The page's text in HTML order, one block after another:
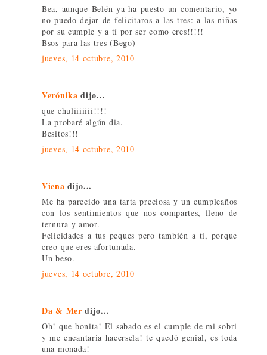
Bea, aunque Belén ya ha puesto un comentario, yo
no puedo dejar de felicitaros a las tres: a las niñas
por su cumple y a tí por ser como eres!!!!!
Bsos para las tres (Bego)
jueves, 14 octubre, 2010
Verónika dijo...
que chuliiiiiii!!!!
La probaré algún dia.
Besitos!!!
jueves, 14 octubre, 2010
Viena dijo...
Me ha parecido una tarta preciosa y un cumpleaños
con los sentimientos que nos compartes, lleno de
ternura y amor.
Felicidades a tus peques pero también a ti, porque
creo que eres afortunada.
Un beso.
jueves, 14 octubre, 2010
Da & Mer dijo...
Oh! que bonita! El sabado es el cumple de mi sobri
y me encantaria hacersela! te quedó genial, es toda
una monada!